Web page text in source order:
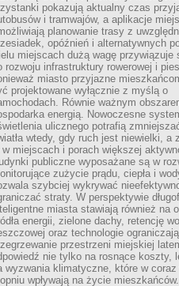
pokazują aktualny czas
i tramwajów, a aplikacje
planowanie trasy z
opóźnień i alternatywnych
miejscach dużą wagę przywiązuje
rozwoju infrastruktury rowerowej i
miasto przyjazne
projektowane wyłącznie z myślą o
Równie ważnym
energią. Nowoczesne
ulicznego potrafią
wtedy, gdy ruch jest niewielki, a
w miejscach i porach większej
publiczne wyposażane są w
zużycie prądu, ciepła i
szybciej wykrywać
straty. W perspektywie
miasta stawiają również na
energii, zielone dachy, retencję
oraz technologie
przestrzeni miejskiej
nie tylko na rosnące koszty,
wyzwania klimatyczne, które w
wpływają na życie